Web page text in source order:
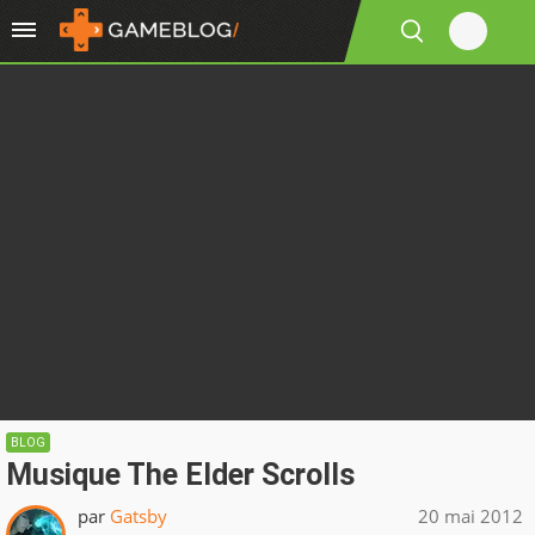
BLOG
Musique The Elder Scrolls
par Gatsby 20 mai 2012